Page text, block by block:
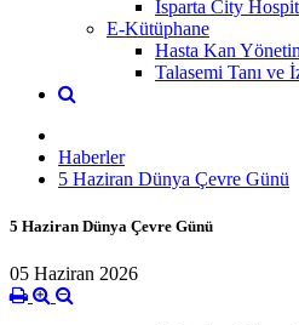
Isparta City
E-Kütüphane
Hasta Kan
Talasemi Tanı ve
Haberler
5 Haziran Dünya Çevre Günü
5 Haziran Dünya Çevre Günü
05 Haziran 2026